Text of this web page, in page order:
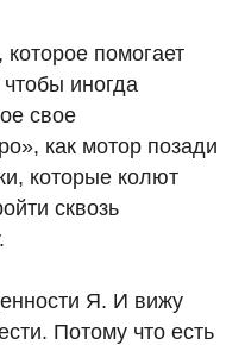
помогает
чтобы иногда
свое
как мотор позади
которые колют
сквозь
Я. И вижу
Потому что есть